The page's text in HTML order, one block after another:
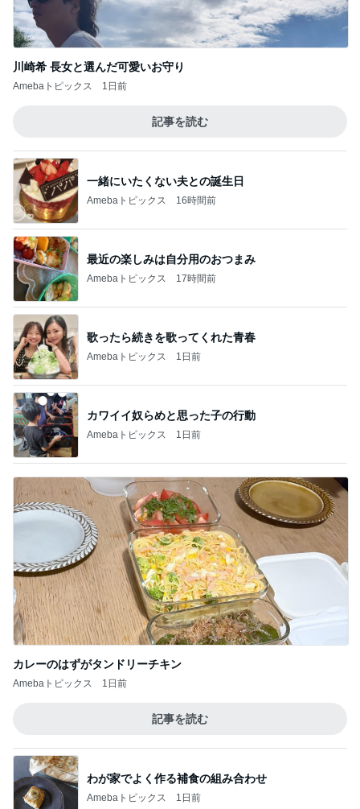
川崎希 長女と選んだ可愛いお守り
Amebaトピックス 1日前
記事を読む
一緒にいたくない夫との誕生日
Amebaトピックス 16時間前
最近の楽しみは自分用のおつまみ
Amebaトピックス 17時間前
歌ったら続きを歌ってくれた青春
Amebaトピックス 1日前
カワイイ奴らめと思った子の行動
Amebaトピックス 1日前
カレーのはずがタンドリーチキン
Amebaトピックス 1日前
記事を読む
わが家でよく作る補食の組み合わせ
Amebaトピックス 1日前